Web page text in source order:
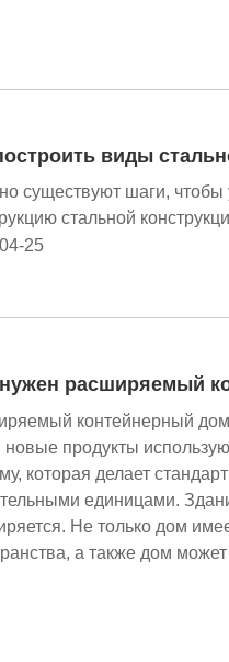
виды
существуют шаги,
стальной
25
расширяемый
контейнерный
продукты
которая делает
единицами.
Не только дом
а также дом